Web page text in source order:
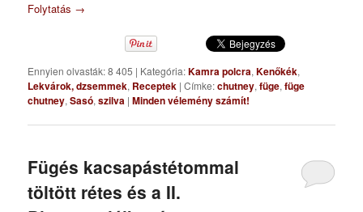
Folytatás →
Ennyien olvasták: 8 405 | Kategória:Kamra polcra,Kenőkék,
Lekvárok, dzsemmek, Receptek |Címke:chutney,füge,füge
chutney,Sasó,szilva |Minden vélemény számít!
Fügés kacsapástétommal
töltött rétes és a II.